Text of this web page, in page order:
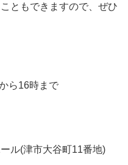
ともできますので、ぜひ
ら16時まで
ル(津市大谷町11番地)